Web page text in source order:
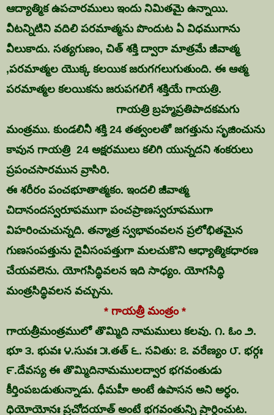
ఆద్యాత్మిక ఉపచారములు ఇందు నిమితమై ఉన్నాయి.
వీటన్నిటిని వదిలి పరమాత్మను పొందుట ఏ విధముగాను
వీలుకాదు. సత్యగుణం, చిత్ శక్తి ద్వారా మాత్రమే జీవాత్మ
,పరమాత్మల యొక్క కలయిక జరుగగలుగుతుంది. ఈ ఆత్మ
పరమాత్మల కలయికను జరుపగలిగే శక్తియే గాయత్రి.
గాయత్రి బ్రహ్మప్రతిపాదకమగు
మంత్రము. కుండలినీ శక్తి 24 తత్వంలతో జగత్తును సృజించును
కావున గాయత్రి 24 అక్షరములు కలిగి యున్నదని శంకరులు
ప్రపంచసారమున వ్రాసిరి.
ఈ శరీరం పంచభూతాత్మకం. ఇందలి జీవాత్మ
చిదానందస్వరూపముగా పంచప్రాణస్వరూపముగా
విహరించుచున్నది. తన్మాత్ర స్వభావంవలన ప్రలోభితమైన
గుణసంపత్తును దైవీసంపత్తుగా మలచుకొని ఆధ్యాత్మికధారణ
చేయవలెను. యోగసిద్ధివలన ఇది సాధ్యం. యోగసిద్ధి
మంత్రసిద్ధివలన వచ్చును.
* గాయత్రీ మంత్రం *
గాయత్రీమంత్రములో తొమ్మిది నామములు కలవు. ౧. ఓం ౨.
భూ ౩. భువః ౪.సువః ౫.తత్ ౬. సవితు: ౭. వరేణ్యం ౮. భర్గః
౯.దేవస్య ఈ తొమ్మిదినామములద్వార భగవంతుడు
కీర్తింపబడుతున్నాడు. ధీమహీ అంటే ఉపాసన అని అర్ధం.
ధియోయోనః ప్రచోదయాత్ అంటే భగవంతున్ని ప్రార్ధించుట.